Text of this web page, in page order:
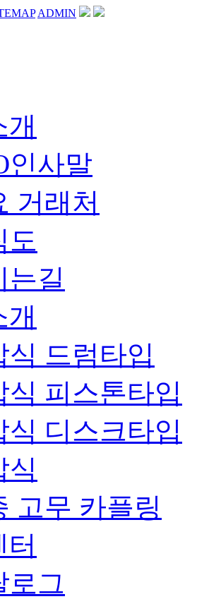
ADMIN
개
인사말
거래처
도
는길
개
식 드럼타입
식 피스톤타입
식 디스크타입
식
고무 카플링
터
로그